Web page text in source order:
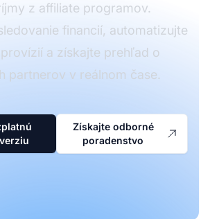
z affiliate programov.
financií, automatizujte
a získajte prehľad o
partnerov v reálnom čase.
Získajte odborné
poradenstvo